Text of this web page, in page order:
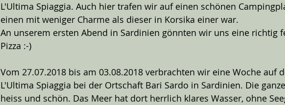
L'Ultima Spiaggia. Auch hier trafen wir auf einen schönen
einen mit weniger Charme als dieser in Korsika einer war.
An unserem ersten Abend in Sardinien gönnten wir uns eine richtig
Pizza :-)
Vom 27.07.2018 bis am 03.08.2018 verbrachten wir eine Woche auf
L'Ultima Spiaggia bei der Ortschaft Bari Sardo in Sardinien. Die
heiss und schön. Das Meer hat dort herrlich klares Wasser, ohne